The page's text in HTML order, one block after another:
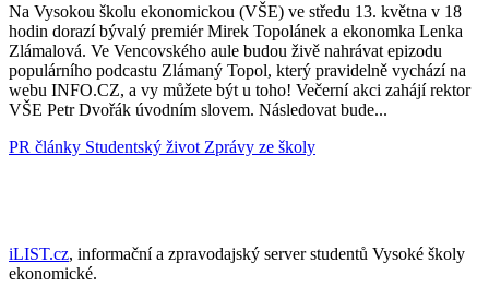
Na Vysokou školu ekonomickou (VŠE) ve středu 13. května v 18
hodin dorazí bývalý premiér Mirek Topolánek a ekonomka Lenka
Zlámalová. Ve Vencovského aule budou živě nahrávat epizodu
populárního podcastu Zlámaný Topol, který pravidelně vychází na
webu INFO.CZ, a vy můžete být u toho! Večerní akci zahájí rektor
VŠE Petr Dvořák úvodním slovem. Následovat bude...
PR články Studentský život Zprávy ze školy
iLIST.cz, informační a zpravodajský server studentů Vysoké školy
ekonomické.